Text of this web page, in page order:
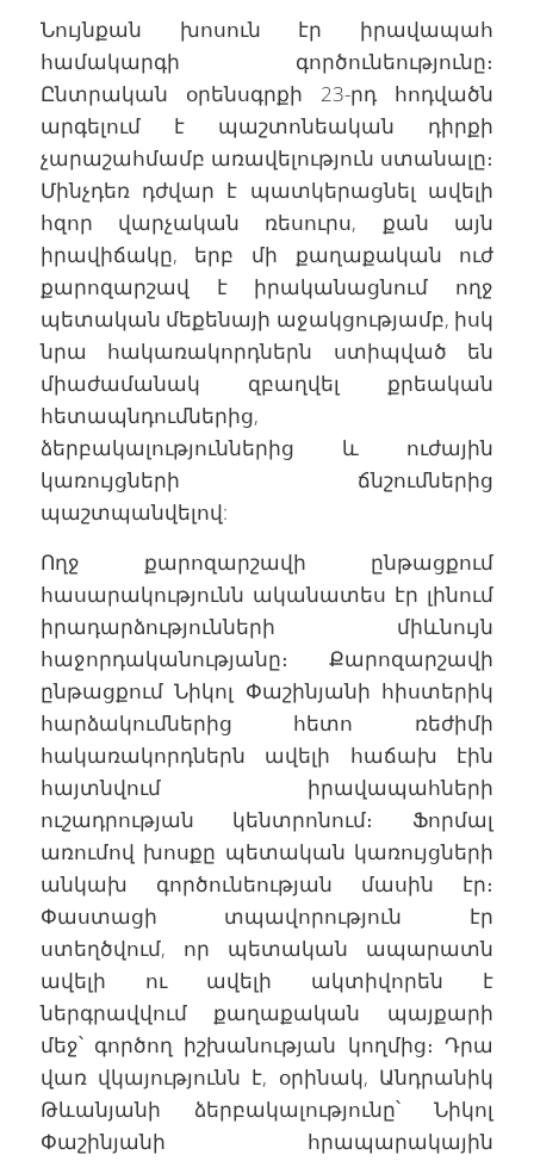
Նույնքան խոսուն էր իրավապահ
համակարգի գործունեությունը։
Ընտրական օրենսգրքի 23-րդ հոդվածն
արգելում է պաշտոնեական դիրքի
չարաշահմամբ առավելություն ստանալը։
Մինչդեռ դժվար է պատկերացնել ավելի
հզոր վարչական ռեսուրս, քան այն
իրավիճակը, երբ մի քաղաքական ուժ
քարոզարշավ է իրականացնում ողջ
պետական մեքենայի աջակցությամբ, իսկ
նրա հակառակորդներն ստիպված են
միաժամանակ զբաղվել քրեական
հետապնդումներից,
ձերբակալություններից և ուժային
կառույցների ճնշումներից
պաշտպանվելով:
Ողջ քարոզարշավի ընթացքում
հասարակությունն ականատես էր լինում
իրադարձությունների միևնույն
հաջորդականությանը։ Քարոզարշավի
ընթացքում Նիկոլ Փաշինյանի հիստերիկ
հարձակումներից հետո ռեժիմի
հակառակորդներն ավելի հաճախ էին
հայտնվում իրավապահների
ուշադրության կենտրոնում։ Ֆորմալ
առումով խոսքը պետական կառույցների
անկախ գործունեության մասին էր։
Փաստացի տպավորություն էր
ստեղծվում, որ պետական ապարատն
ավելի ու ավելի ակտիվորեն է
ներգրավվում քաղաքական պայքարի
մեջ՝ գործող իշխանության կողմից։ Դրա
վառ վկայությունն է, օրինակ, Անդրանիկ
Թևանյանի ձերբակալությունը՝ Նիկոլ
Փաշինյանի հրապարակային